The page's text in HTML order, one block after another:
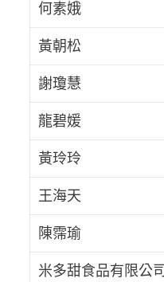
何素娥
黃朝松
謝瓊慧
龍碧媛
黃玲玲
王海天
陳霈瑜
米多甜食品有限公司